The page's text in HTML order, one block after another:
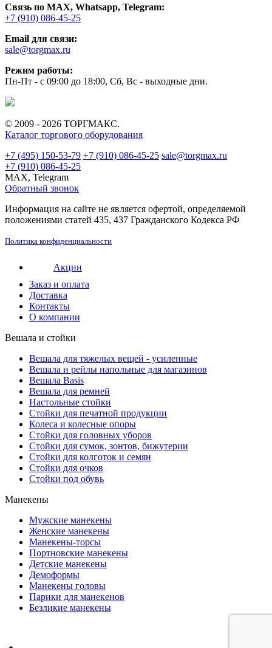
Связь по MAX, Whatsapp, Telegram:
+7 (910) 086-45-25
Email для связи:
sale@torgmax.ru
Режим работы:
Пн-Пт - с 09:00 до 18:00, Сб, Вс - выходные дни.
© 2009 - 2026 ТОРГМАКС.
Каталог торгового оборудования
+7 (495) 150-53-79 +7 (910) 086-45-25 sale@torgmax.ru
+7 (910) 086-45-25
MAX, Telegram
Обратный звонок
Информация на сайте не является офертой, определяемой
положениями статей 435, 437 Гражданского Кодекса РФ
Политика конфиденциальности
Акции
Заказ и оплата
Доставка
Контакты
О компании
Вешала и стойки
Вешала для тяжелых вещей - усиленные
Вешала и рейлы напольные для магазинов
Вешала Basis
Вешала для ремней
Настольные стойки
Стойки для печатной продукции
Колеса и колесные опоры
Стойки для головных уборов
Стойки для сумок, зонтов, бижутерии
Стойки для колготок и семян
Стойки для очков
Стойки под обувь
Манекены
Мужские манекены
Женские манекены
Манекены-торсы
Портновские манекены
Детские манекены
Демоформы
Манекены головы
Парики для манекенов
Безликие манекены